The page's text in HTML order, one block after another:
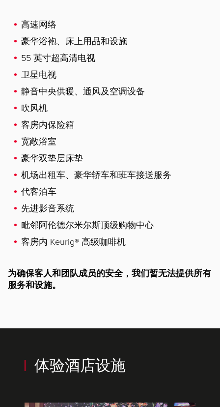
高速网络
豪华浴袍、床上用品和设施
55 英寸超高清电视
卫星电视
静音中央供暖、通风及空调设备
吹风机
客房内保险箱
宽敞浴室
豪华双垫层床垫
机场出租车、豪华轿车和班车接送服务
代客泊车
先进影音系统
毗邻阿伦德尔米尔斯顶级购物中心
客房内 Keurig® 高级咖啡机
为确保客人和团队成员的安全，我们暂无法提供所有
服务和设施。
体验酒店设施